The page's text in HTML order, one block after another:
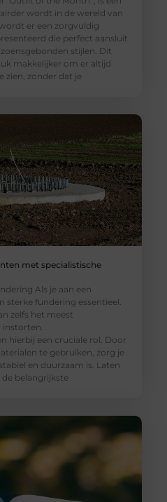
wordt in de wereld van
er een zorgvuldig
die perfect aansluit
stijlen. Dit
makkelijker om er altijd
zien, zonder dat je
met specialistische
Als je aan een
sterke fundering essentieel.
zelfs het meest
hierbij een cruciale rol. Door
te gebruiken, zorg je
en duurzaam is. Laten
belangrijkste